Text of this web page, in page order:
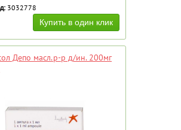
3032778
Депо масл.р-р д/ин. 200мг